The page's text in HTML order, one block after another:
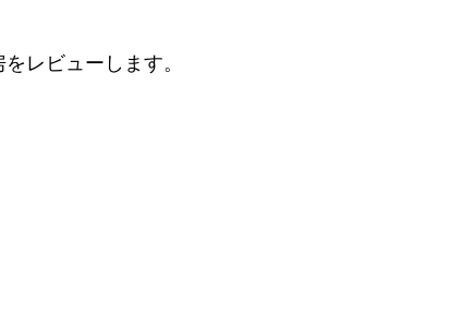
レビューします。